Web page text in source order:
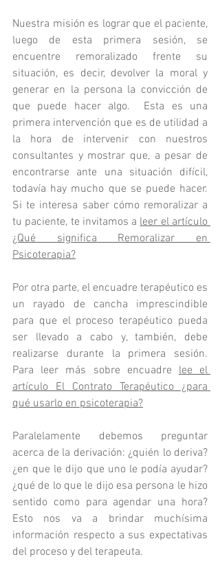
Nuestra misión es lograr que el paciente,
luego de esta primera sesión, se
encuentre remoralizado frente su
situación, es decir, devolver la moral y
generar en la persona la convicción de
que puede hacer algo.  Esta es una
primera intervención que es de utilidad a
la hora de intervenir con nuestros
consultantes y mostrar que, a pesar de
encontrarse ante una situación difícil,
todavía hay mucho que se puede hacer.
Si te interesa saber cómo remoralizar a
tu paciente, te invitamos a leer el artículo
¿Qué significa Remoralizar en
Psicoterapia?
Por otra parte, el encuadre terapéutico es
un rayado de cancha imprescindible
para que el proceso terapéutico pueda
ser llevado a cabo y, también, debe
realizarse durante la primera sesión.
Para leer más sobre encuadre lee el
artículo El Contrato Terapéutico ¿para
qué usarlo en psicoterapia?
Paralelamente debemos preguntar
acerca de la derivación: ¿quién lo deriva?
¿en que le dijo que uno le podía ayudar?
¿qué de lo que le dijo esa persona le hizo
sentido como para agendar una hora?
Esto nos va a brindar muchísima
información respecto a sus expectativas
del proceso y del terapeuta.